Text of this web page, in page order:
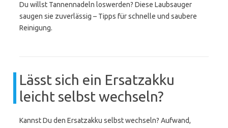
Du willst Tannennadeln loswerden? Diese Laubsauger
saugen sie zuverlässig – Tipps für schnelle und saubere
Reinigung.
Lässt sich ein Ersatzakku
leicht selbst wechseln?
Kannst Du den Ersatzakku selbst wechseln? Aufwand,